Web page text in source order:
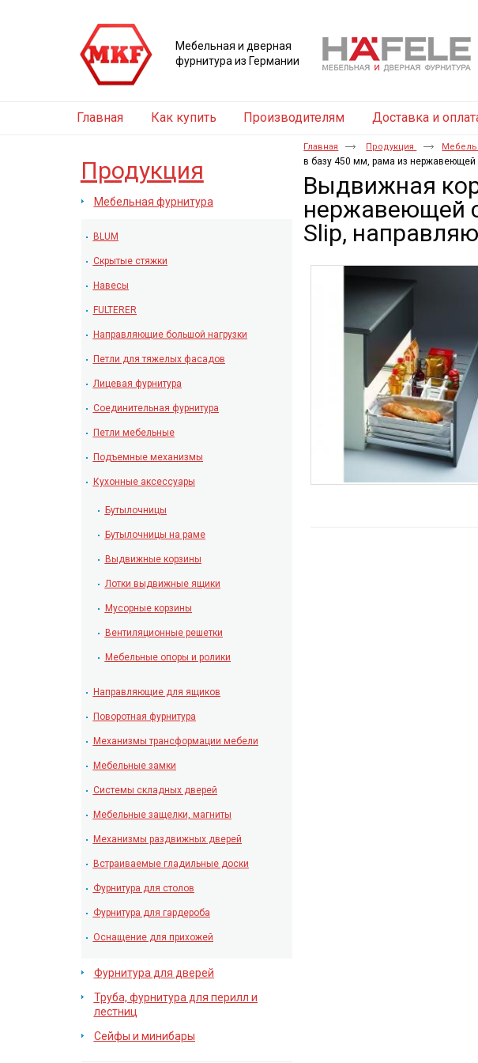
Мебельная и дверная
фурнитура из Германии
Главная Как купить Производителям Доставка и
Продукция
Мебельная фурнитура
BLUM
Скрытые стяжки
Навесы
FULTERER
Направляющие большой нагрузки
Петли для тяжелых фасадов
Лицевая фурнитура
Соединительная фурнитура
Петли мебельные
Подъемные механизмы
Кухонные аксессуары
Бутылочницы
Бутылочницы на раме
Выдвижные корзины
Лотки выдвижные ящики
Мусорные корзины
Вентиляционные решетки
Мебельные опоры и ролики
Направляющие для ящиков
Поворотная фурнитура
Механизмы трансформации мебели
Мебельные замки
Системы складных дверей
Мебельные защелки, магниты
Механизмы раздвижных дверей
Встраиваемые гладильные доски
Фурнитура для столов
Фурнитура для гардероба
Оснащение для прихожей
Фурнитура для дверей
Труба, фурнитура для перилл и
лестниц
Сейфы и минибары
Главная Продукция
в базу 450 мм, рама из нержавеющей
Выдвижная
нержавеющей
Slip,